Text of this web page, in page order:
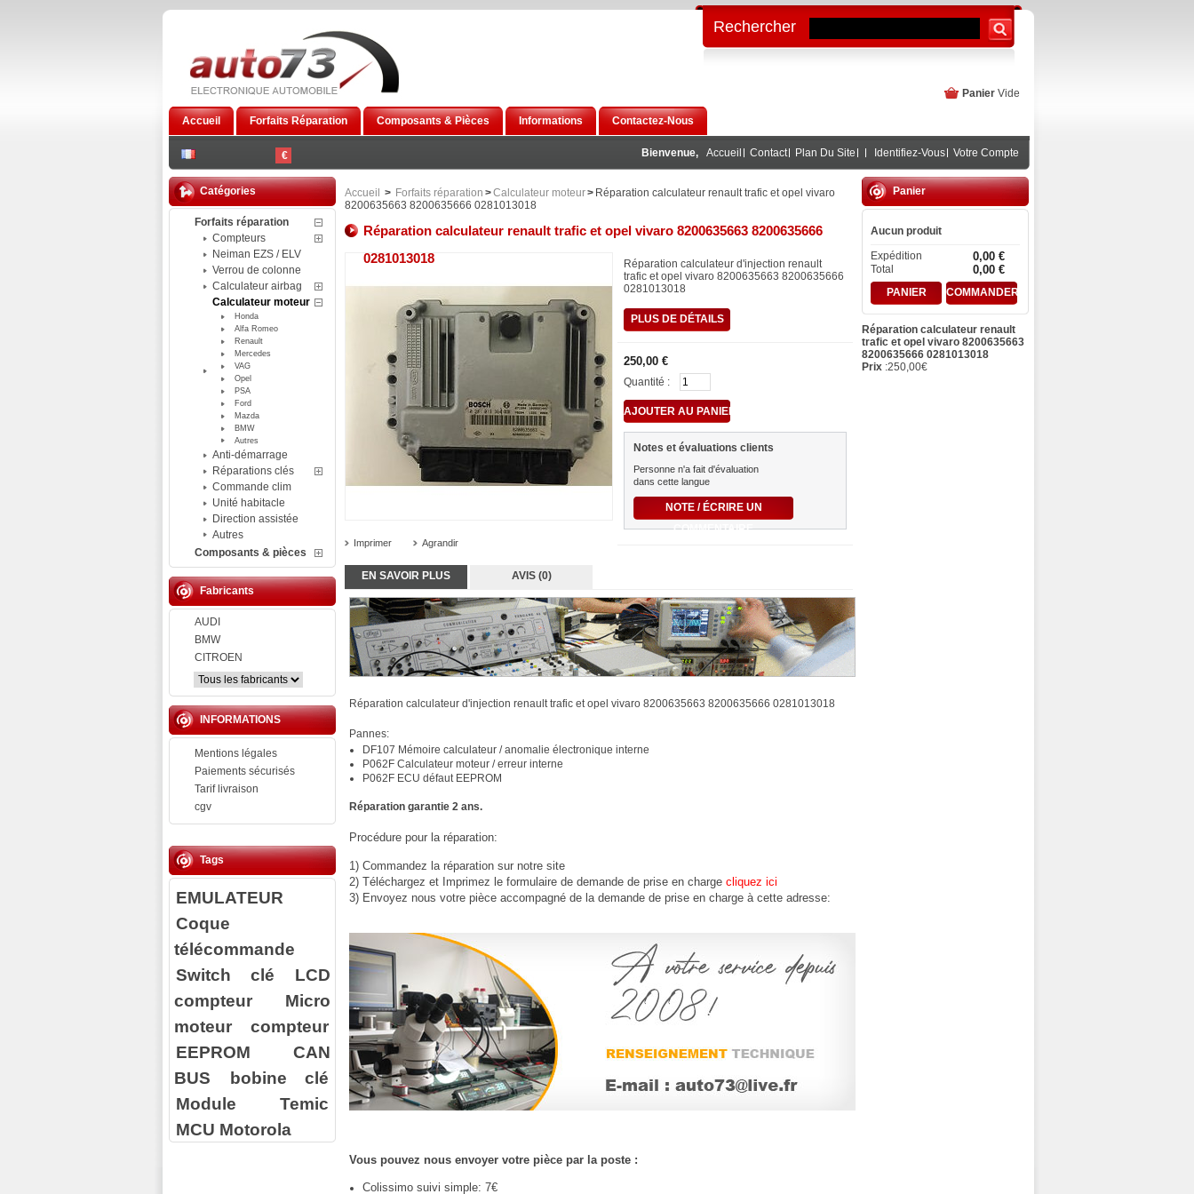
€
Accueil Forfaits Réparation Composants & Pièces Informations Contactez-Nous
Panier Vide
Bienvenue, Accueil Contact Plan Du Site Identifiez-Vous Votre Compte
Rechercher
Catégories
Forfaits réparation
Compteurs
Neiman EZS / ELV
Verrou de colonne
Calculateur airbag
Calculateur moteur
Honda
Alfa Romeo
Renault
Mercedes
VAG
Opel
PSA
Ford
Mazda
BMW
Autres
Anti-démarrage
Réparations clés
Commande clim
Unité habitacle
Direction assistée
Autres
Composants & pièces
Fabricants
AUDI
BMW
CITROEN
INFORMATIONS
Mentions légales
Paiements sécurisés
Tarif livraison
cgv
Tags
EMULATEUR
Coque
télécommande
Switch clé
LCD
compteur
Micro
moteur compteur
EEPROM
CAN
BUS
bobine clé
Module Temic
MCU Motorola
Accueil > Forfaits réparation >Calculateur moteur> Réparation calculateur renault trafic et opel vivaro
8200635663 8200635666 0281013018
Réparation calculateur renault trafic et opel vivaro 8200635663 8200635666
0281013018
Imprimer Agrandir
Réparation calculateur d'injection renault
trafic et opel vivaro 8200635663 8200635666
0281013018
PLUS DE DÉTAILS
250,00 €
Quantité :
Notes et évaluations clients
Personne n'a fait d'évaluation
dans cette langue
NOTE / ÉCRIRE UN
COMMENTAIRE
EN SAVOIR PLUS AVIS (0)
Réparation calculateur d'injection renault trafic et opel vivaro 8200635663 8200635666 0281013018
Pannes:
DF107 Mémoire calculateur / anomalie électronique interne
P062F Calculateur moteur / erreur interne
P062F ECU défaut EEPROM
Réparation garantie 2 ans.
Procédure pour la réparation:
1) Commandez la réparation sur notre site
2) Téléchargez et Imprimez le formulaire de demande de prise en charge cliquez ici
3) Envoyez nous votre pièce accompagné de la demande de prise en charge à cette adresse:
Vous pouvez nous envoyer votre pièce par la poste :
Colissimo suivi simple: 7€
Panier
Aucun produit
Expédition
0,00 €
Total 0,00 €
PANIER COMMANDER
Réparation calculateur renault
trafic et opel vivaro 8200635663
8200635666 0281013018
Prix :250,00€